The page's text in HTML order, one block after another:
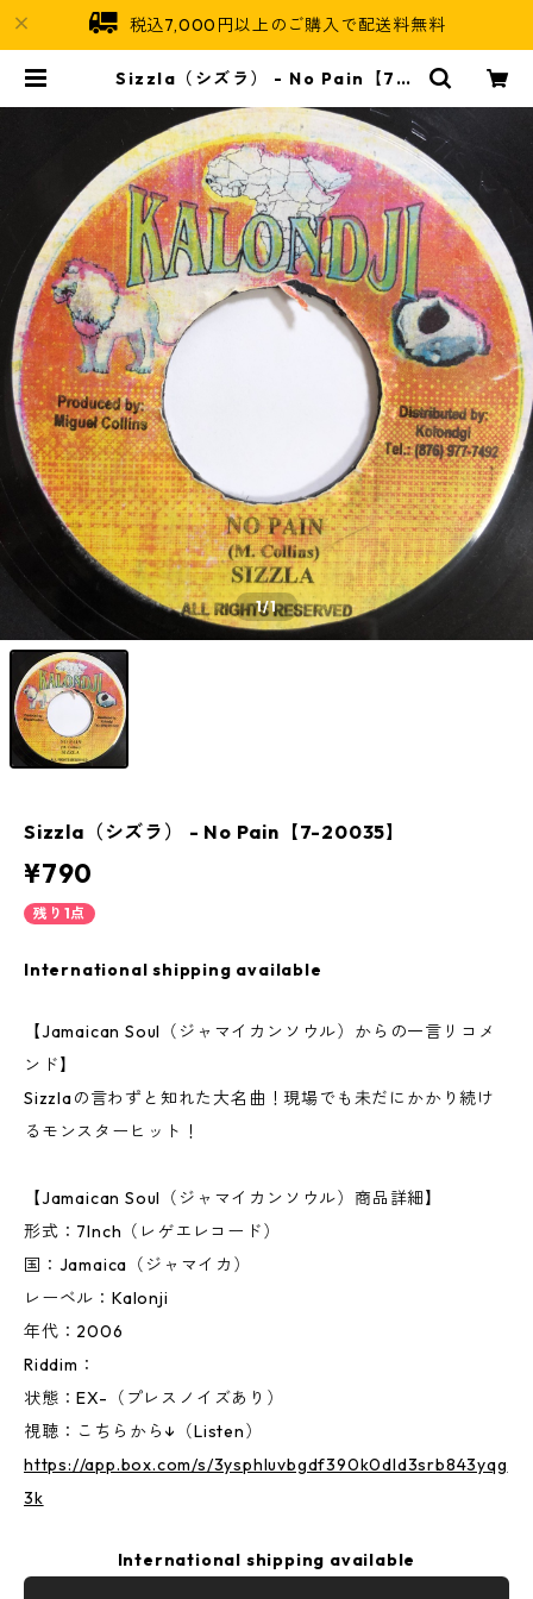
税込7,000円以上のご購入で配送料無料
Sizzla（シズラ） - No Pain【7-2
1/1
Sizzla（シズラ） - No Pain【7-20035】
¥790
残り1点
International shipping available
【Jamaican Soul（ジャマイカンソウル）からの一言リコメ
ンド】
Sizzlaの言わずと知れた大名曲！現場でも未だにかかり続け
るモンスターヒット！
【Jamaican Soul（ジャマイカンソウル）商品詳細】
形式：7Inch（レゲエレコード）
国：Jamaica（ジャマイカ）
レーベル：Kalonji
年代：2006
Riddim：
状態：EX-（プレスノイズあり）
視聴：こちらから↓（Listen）
https://app.box.com/s/3ysphluvbgdf390k0dld3srb843yqg
3k
International shipping available